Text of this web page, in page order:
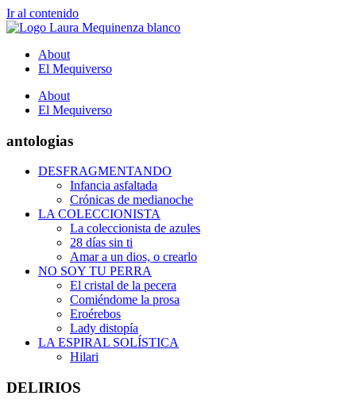
Ir al contenido
About
El Mequiverso
About
El Mequiverso
antologias
DESFRAGMENTANDO
Infancia asfaltada
Crónicas de medianoche
LA COLECCIONISTA
La coleccionista de azules
28 días sin ti
Amar a un dios, o crearlo
NO SOY TU PERRA
El cristal de la pecera
Comiéndome la prosa
Eroérebos
Lady distopía
LA ESPIRAL SOLÍSTICA
Hilari
DELIRIOS